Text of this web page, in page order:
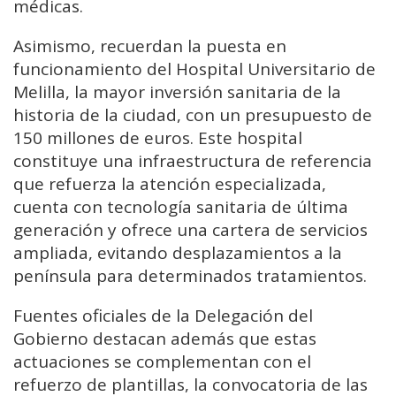
médicas.
Asimismo, recuerdan la puesta en
funcionamiento del Hospital Universitario de
Melilla, la mayor inversión sanitaria de la
historia de la ciudad, con un presupuesto de
150 millones de euros. Este hospital
constituye una infraestructura de referencia
que refuerza la atención especializada,
cuenta con tecnología sanitaria de última
generación y ofrece una cartera de servicios
ampliada, evitando desplazamientos a la
península para determinados tratamientos.
Fuentes oficiales de la Delegación del
Gobierno destacan además que estas
actuaciones se complementan con el
refuerzo de plantillas, la convocatoria de las